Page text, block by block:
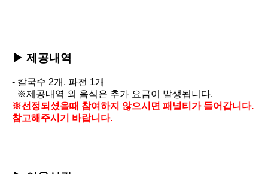
▶ 제공내역
- 칼국수 2개, 파전 1개
※제공내역 외 음식은 추가 요금이 발생됩니다.
※선정되셨을때 참여하지 않으시면 패널티가 들어갑니다.
참고해주시기 바랍니다.